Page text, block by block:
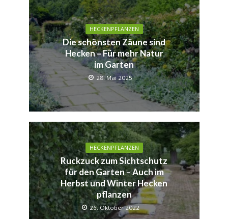
HECKENPFLANZEN
Die schönsten Zäune sind
Hecken – Für mehr Natur
im Garten
28. Mai 2025
HECKENPFLANZEN
Ruckzuck zum Sichtschutz
für den Garten – Auch im
Herbst und Winter Hecken
pflanzen
26. Oktober 2022